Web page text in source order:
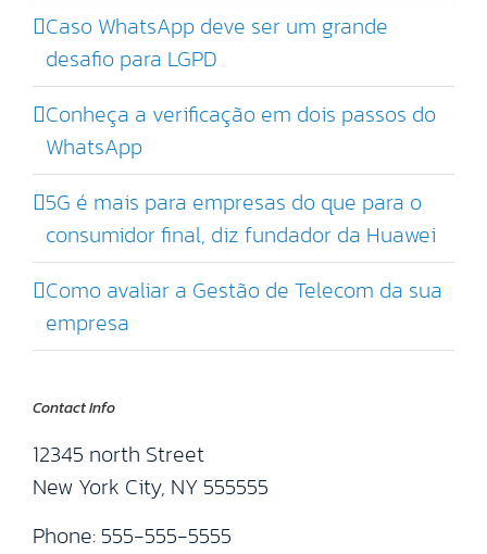
Caso WhatsApp deve ser um grande
desafio para LGPD
Conheça a verificação em dois passos do
WhatsApp
5G é mais para empresas do que para o
consumidor final, diz fundador da Huawei
Como avaliar a Gestão de Telecom da sua
empresa
Contact Info
12345 north Street
New York City, NY 555555
Phone: 555-555-5555